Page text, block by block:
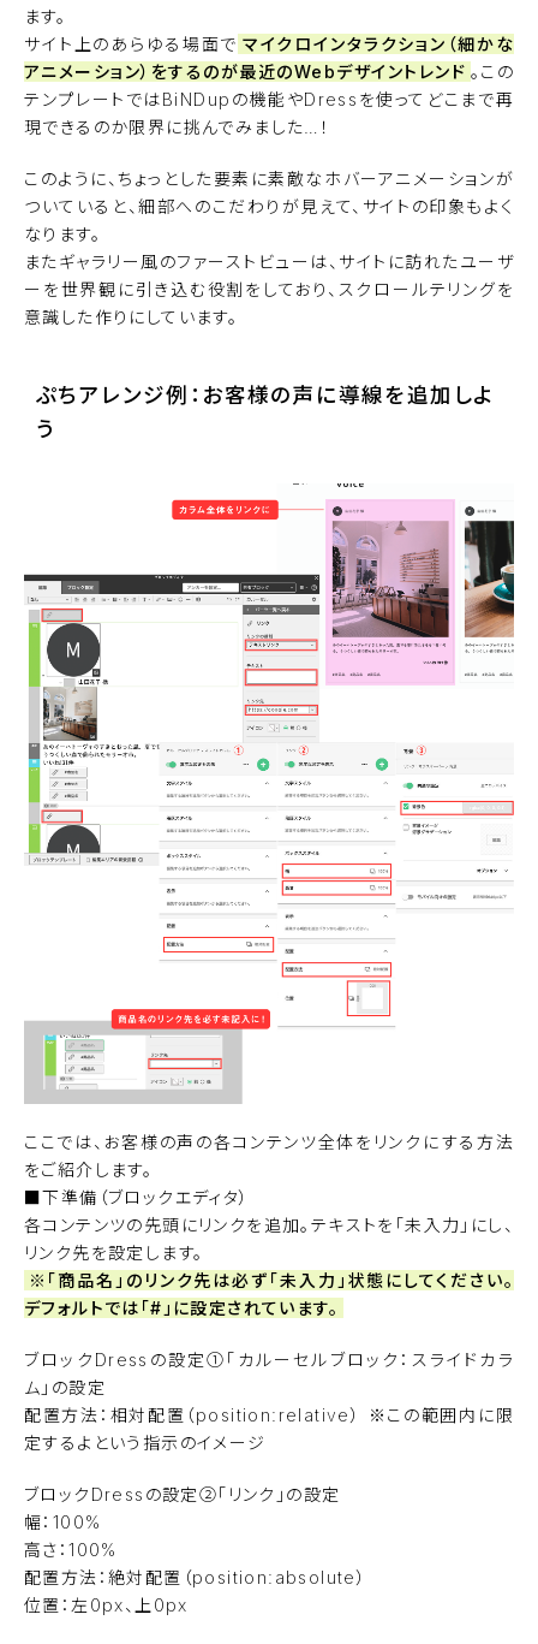
ます。
サイト上のあらゆる場面で マイクロインタラクション（細かな
アニメーション）をするのが最近のWebデザイントレンド 。この
テンプレートではBiNDupの機能やDressを使ってどこまで再
現できるのか限界に挑んでみました…！
このように、ちょっとした要素に素敵なホバーアニメーションが
ついていると、細部へのこだわりが見えて、サイトの印象もよく
なります。
またギャラリー風のファーストビューは、サイトに訪れたユーザ
ーを世界観に引き込む役割をしており、スクロールテリングを
意識した作りにしています。
ぷちアレンジ例：お客様の声に導線を追加しよ
う
ここでは、お客様の声の各コンテンツ全体をリンクにする方法
をご紹介します。
■下準備（ブロックエディタ）
各コンテンツの先頭にリンクを追加。テキストを「未入力」にし、
リンク先を設定します。
※「商品名」のリンク先は必ず「未入力」状態にしてください。
デフォルトでは「#」に設定されています。
ブロックDressの設定①「カルーセルブロック：スライドカラ
ム」の設定
配置方法：相対配置（position:relative） ※この範囲内に限
定するよという指示のイメージ
ブロックDressの設定②「リンク」の設定
幅：100%
高さ：100%
配置方法：絶対配置（position:absolute）
位置：左0px、上0px